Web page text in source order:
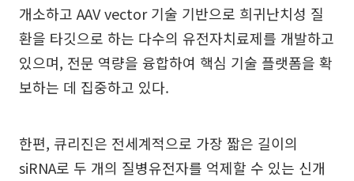
개소하고 AAV vector 기술 기반으로 희귀난치성 질
환을 타깃으로 하는 다수의 유전자치료제를 개발하고
있으며, 전문 역량을 융합하여 핵심 기술 플랫폼을 확
보하는 데 집중하고 있다.
한편, 큐리진은 전세계적으로 가장 짧은 길이의
siRNA로 두 개의 질병유전자를 억제할 수 있는 신개